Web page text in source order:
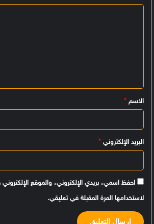
ي
ق
الاسم *
البريد الإلكتروني *
احفظ اسمي، بريدي الإلكتروني، والموقع
لاستخدامها المرة المقبلة في تعليقي.